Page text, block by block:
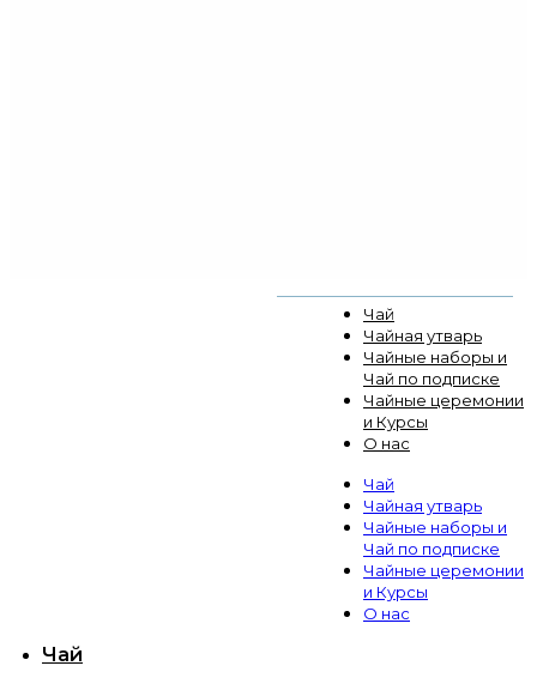
Чай
Чайная утварь
Чайные наборы и
Чай по подписке
Чайные церемонии
и Курсы
О нас
Чай
Чайная утварь
Чайные наборы и
Чай по подписке
Чайные церемонии
и Курсы
О нас
Чай